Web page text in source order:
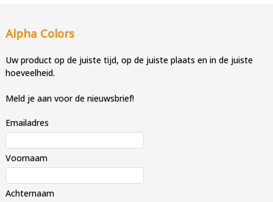
Alpha Colors
Uw product op de juiste tijd, op de juiste plaats en in de juiste
hoeveelheid.
Meld je aan voor de nieuwsbrief!
Emailadres
Voornaam
Achternaam